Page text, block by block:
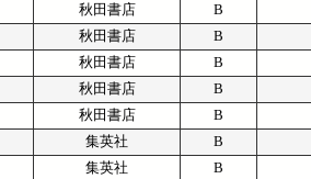
秋田書店 B
秋田書店 B
秋田書店 B
秋田書店 B
秋田書店 B
集英社 B
集英社 B